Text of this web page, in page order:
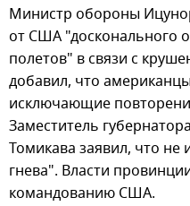
Министр обороны
от США "досконального
полетов" в связи с
добавил, что
исключающие
Заместитель
Томикава заявил, что
гнева". Власти
командованию США.